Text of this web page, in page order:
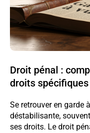
Droit pénal :
droits spécifiques
Se retrouver en garde
déstabilisante,
ses droits. Le droit